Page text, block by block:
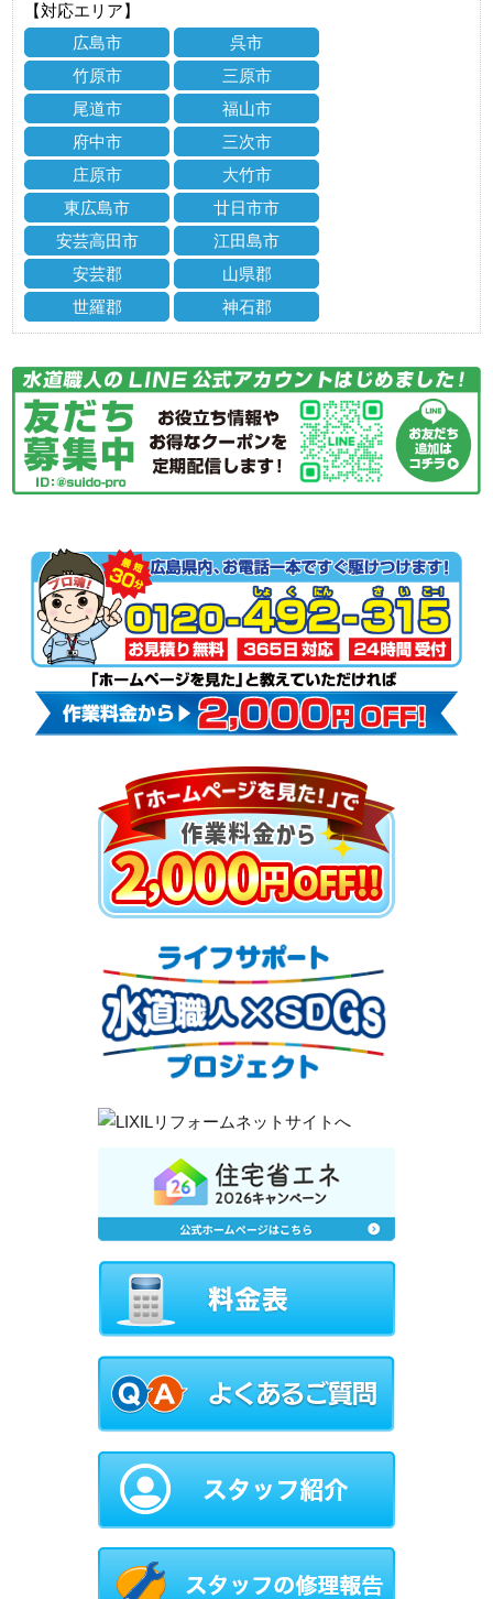
【対応エリア】
広島市
呉市
竹原市
三原市
尾道市
福山市
府中市
三次市
庄原市
大竹市
東広島市
廿日市市
安芸高田市
江田島市
安芸郡
山県郡
世羅郡
神石郡